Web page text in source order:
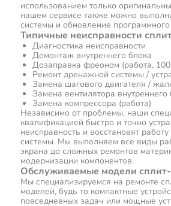
использованием только
нашем сервисе также можно
системы и обновление
Типичные неисправности
Диагностика неисправности
Демонтаж внутреннего блока
Дозаправка фреоном (работа, 100
Ремонт дренажной системы /
Замена шагового двигателя /
Замена вентилятора внутреннего
Замена компрессора (работа)
Независимо от проблемы, наши
квалификацией быстро и точно
неисправность и восстановят
системы. Мы выполняем все виды
экрана до сложных ремонтов
модернизации компонентов.
Обслуживаемые модели
Мы специализируемся на ремонте
моделей, будь то компактные
повседневных задач или мощные